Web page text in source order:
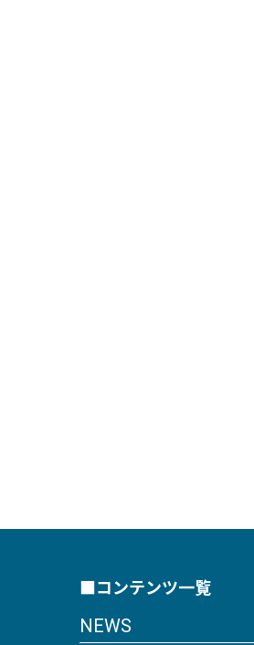
■コンテンツ一覧
NEWS